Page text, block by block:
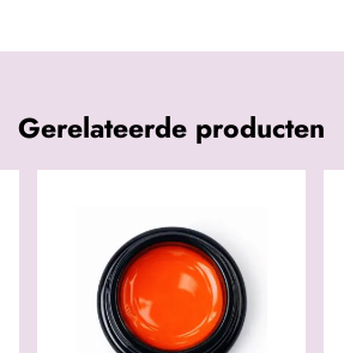
Gerelateerde producten